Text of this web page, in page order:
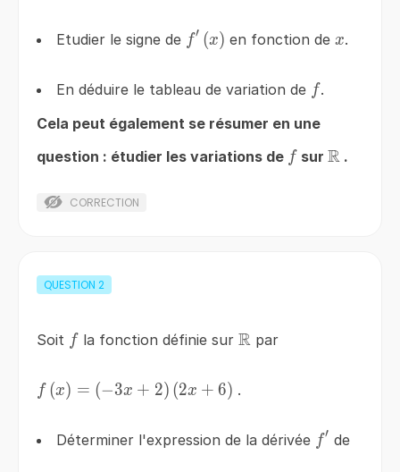
Etudier le signe de f'\left(x\right)
f′ (x) en fonction dex
x.
En déduire le tableau de variation de ff.
Cela peut également se résumer en une
question : étudier les variations de ff surR .
CORRECTION
QUESTION 2
Soit ff la fonction définie sur\mathbb{R}
R par
f\left(x\right)=\left(-
f (x) = (−3x + 2) (2x + 6) .
Déterminer l'expression de la dérivée f'
f′ de